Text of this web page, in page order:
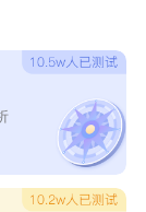
唐忆妍